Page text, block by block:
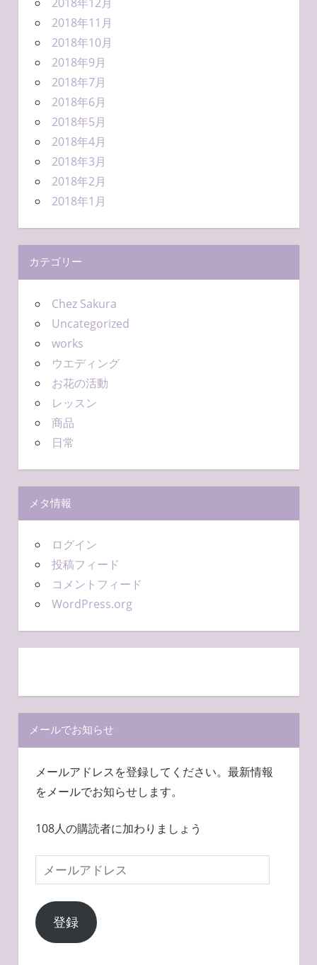
2018年11月
2018年10月
2018年9月
2018年7月
2018年6月
2018年5月
2018年4月
2018年3月
2018年2月
2018年1月
カテゴリー
Chez Sakura
Uncategorized
works
ウエディング
お花の活動
レッスン
商品
日常
メタ情報
ログイン
投稿フィード
コメントフィード
WordPress.org
メールでお知らせ
メールアドレスを登録してください。最新情報
をメールでお知らせします。
108人の購読者に加わりましょう
ー
ル
ア
ド
登録